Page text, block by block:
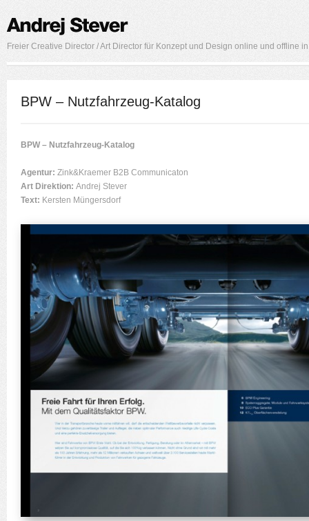
Freier Creative Director / Art Director für Konzept und Design online und offline
BPW – Nutzfahrzeug-Katalog
BPW – Nutzfahrzeug-Katalog
Agentur: Zink&Kraemer B2B Communicaton
Art Direktion: Andrej Stever
Text: Kersten Müngersdorf